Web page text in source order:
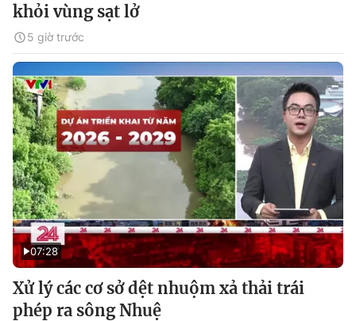
khỏi vùng sạt lở
5 giờ trước
07:28
Xử lý các cơ sở dệt nhuộm xả thải trái
phép ra sông Nhuệ